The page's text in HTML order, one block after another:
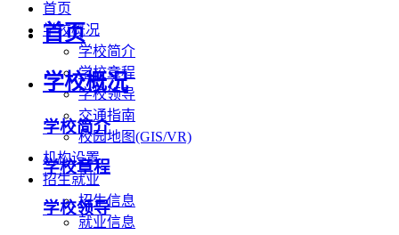
首页
学校概况
学校简介
学校章程
学校领导
交通指南
校园地图(GIS/VR)
机构设置
招生就业
招生信息
就业信息
首页
学校概况
学校简介
学校章程
学校领导